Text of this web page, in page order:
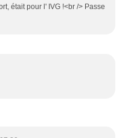
était pour l' IVG !<br /> Passe